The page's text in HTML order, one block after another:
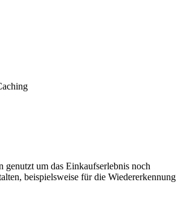
genutzt um das Einkaufserlebnis noch
beispielsweise für die Wiedererkennung